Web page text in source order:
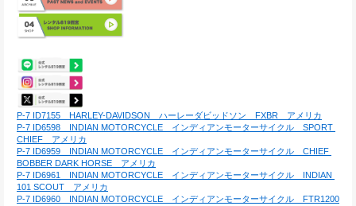
P-7 ID7155　HARLEY-DAVIDSON　ハーレーダビッドソン　FXBR　アメリカ
P-7 ID6598　INDIAN MOTORCYCLE　インディアンモーターサイクル　SPORT
CHIEF　アメリカ
P-7 ID6959　INDIAN MOTORCYCLE　インディアンモーターサイクル　CHIEF
BOBBER DARK HORSE　アメリカ
P-7 ID6961　INDIAN MOTORCYCLE　インディアンモーターサイクル　INDIAN
101 SCOUT　アメリカ
P-7 ID6960　INDIAN MOTORCYCLE　インディアンモーターサイクル　FTR1200